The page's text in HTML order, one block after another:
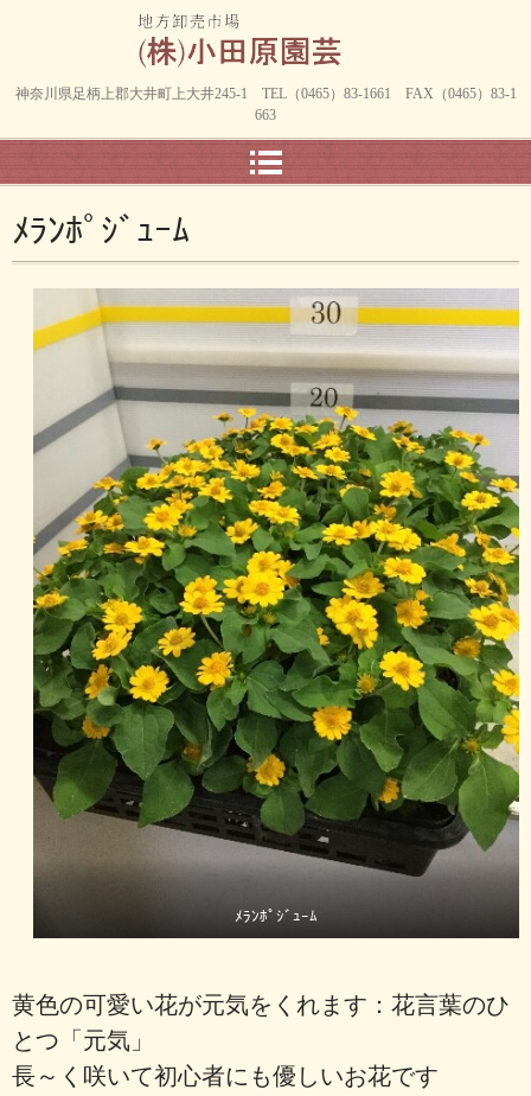
神奈川県足柄上郡大井町上大井245-1 TEL（0465）83-1661 FAX（0465）83-1
663
ﾒﾗﾝﾎﾟｼﾞｭｰﾑ
ﾒﾗﾝﾎﾟｼﾞｭｰﾑ
黄色の可愛い花が元気をくれます：花言葉のひ
とつ「元気」
長～く咲いて初心者にも優しいお花です